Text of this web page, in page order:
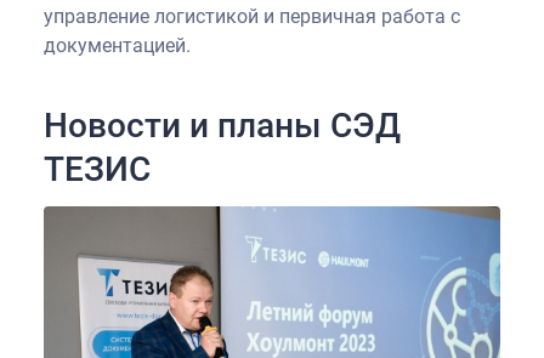
управление логистикой и первичная работа с
документацией.
Новости и планы СЭД
ТЕЗИС